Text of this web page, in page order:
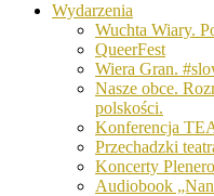
PoznaniuWydarzenia
Wuchta Wiary.
QueerFest
Wiera Gran.
Nasze obce.
polskości.
Konferencja
Przechadzki
Koncerty
Audiobook